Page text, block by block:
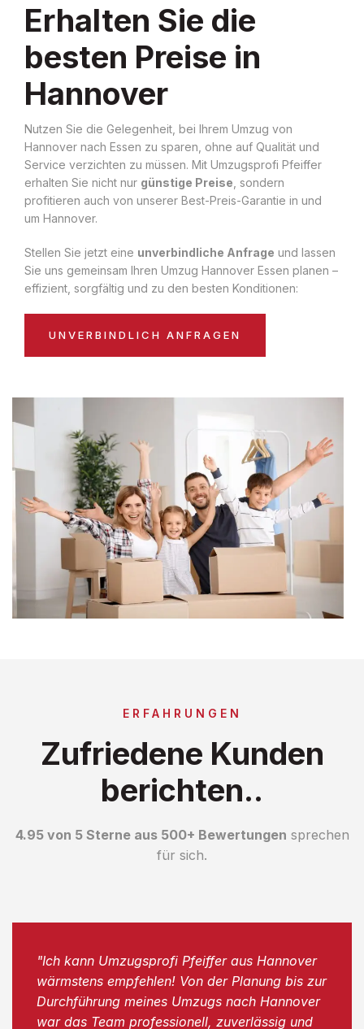
Erhalten Sie die
besten Preise in
Hannover
Nutzen Sie die Gelegenheit, bei Ihrem Umzug von
Hannover nach Essen zu sparen, ohne auf Qualität und
Service verzichten zu müssen. Mit Umzugsprofi Pfeiffer
erhalten Sie nicht nur günstige Preise , sondern
profitieren auch von unserer Best-Preis-Garantie in und
um Hannover.
Stellen Sie jetzt eine unverbindliche Anfrage und lassen
Sie uns gemeinsam Ihren Umzug Hannover Essen planen –
effizient, sorgfältig und zu den besten Konditionen:
UNVERBINDLICH ANFRAGEN
ERFAHRUNGEN
Zufriedene Kunden
berichten..
4.95 von 5 Sterne aus 500+ Bewertungen sprechen
für sich.
"Ich kann Umzugsprofi Pfeiffer aus Hannover
wärmstens empfehlen! Von der Planung bis zur
Durchführung meines Umzugs nach Hannover
war das Team professionell, zuverlässig und